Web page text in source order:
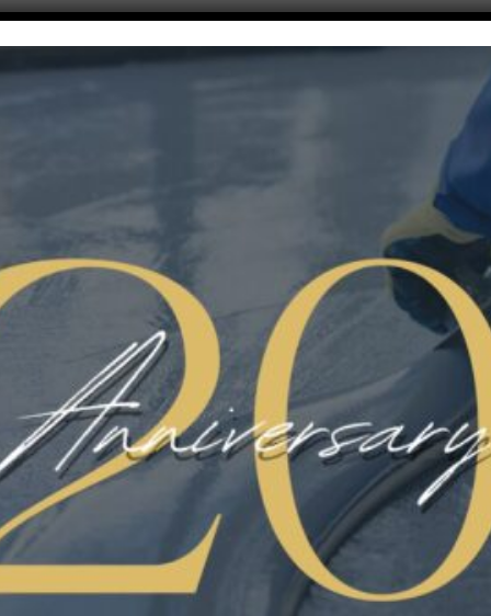
utilizzi
LINATE AEREOPORTO MICROCEMENTI
NEWS PARCHEGGI E RAMPE
PAVIMART PAVIMENTAZIONE
PAVIMENTAZIONE INDUSTRIALE
PAVIMENTI ANTISCIVOLO
PAVIMENTI IN POLIURETANO